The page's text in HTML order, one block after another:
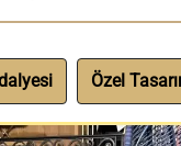
Özel